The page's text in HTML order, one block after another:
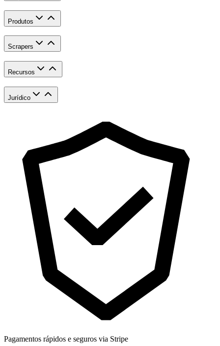
Produtos
Scrapers
Recursos
Jurídico
Pagamentos rápidos e seguros via Stripe